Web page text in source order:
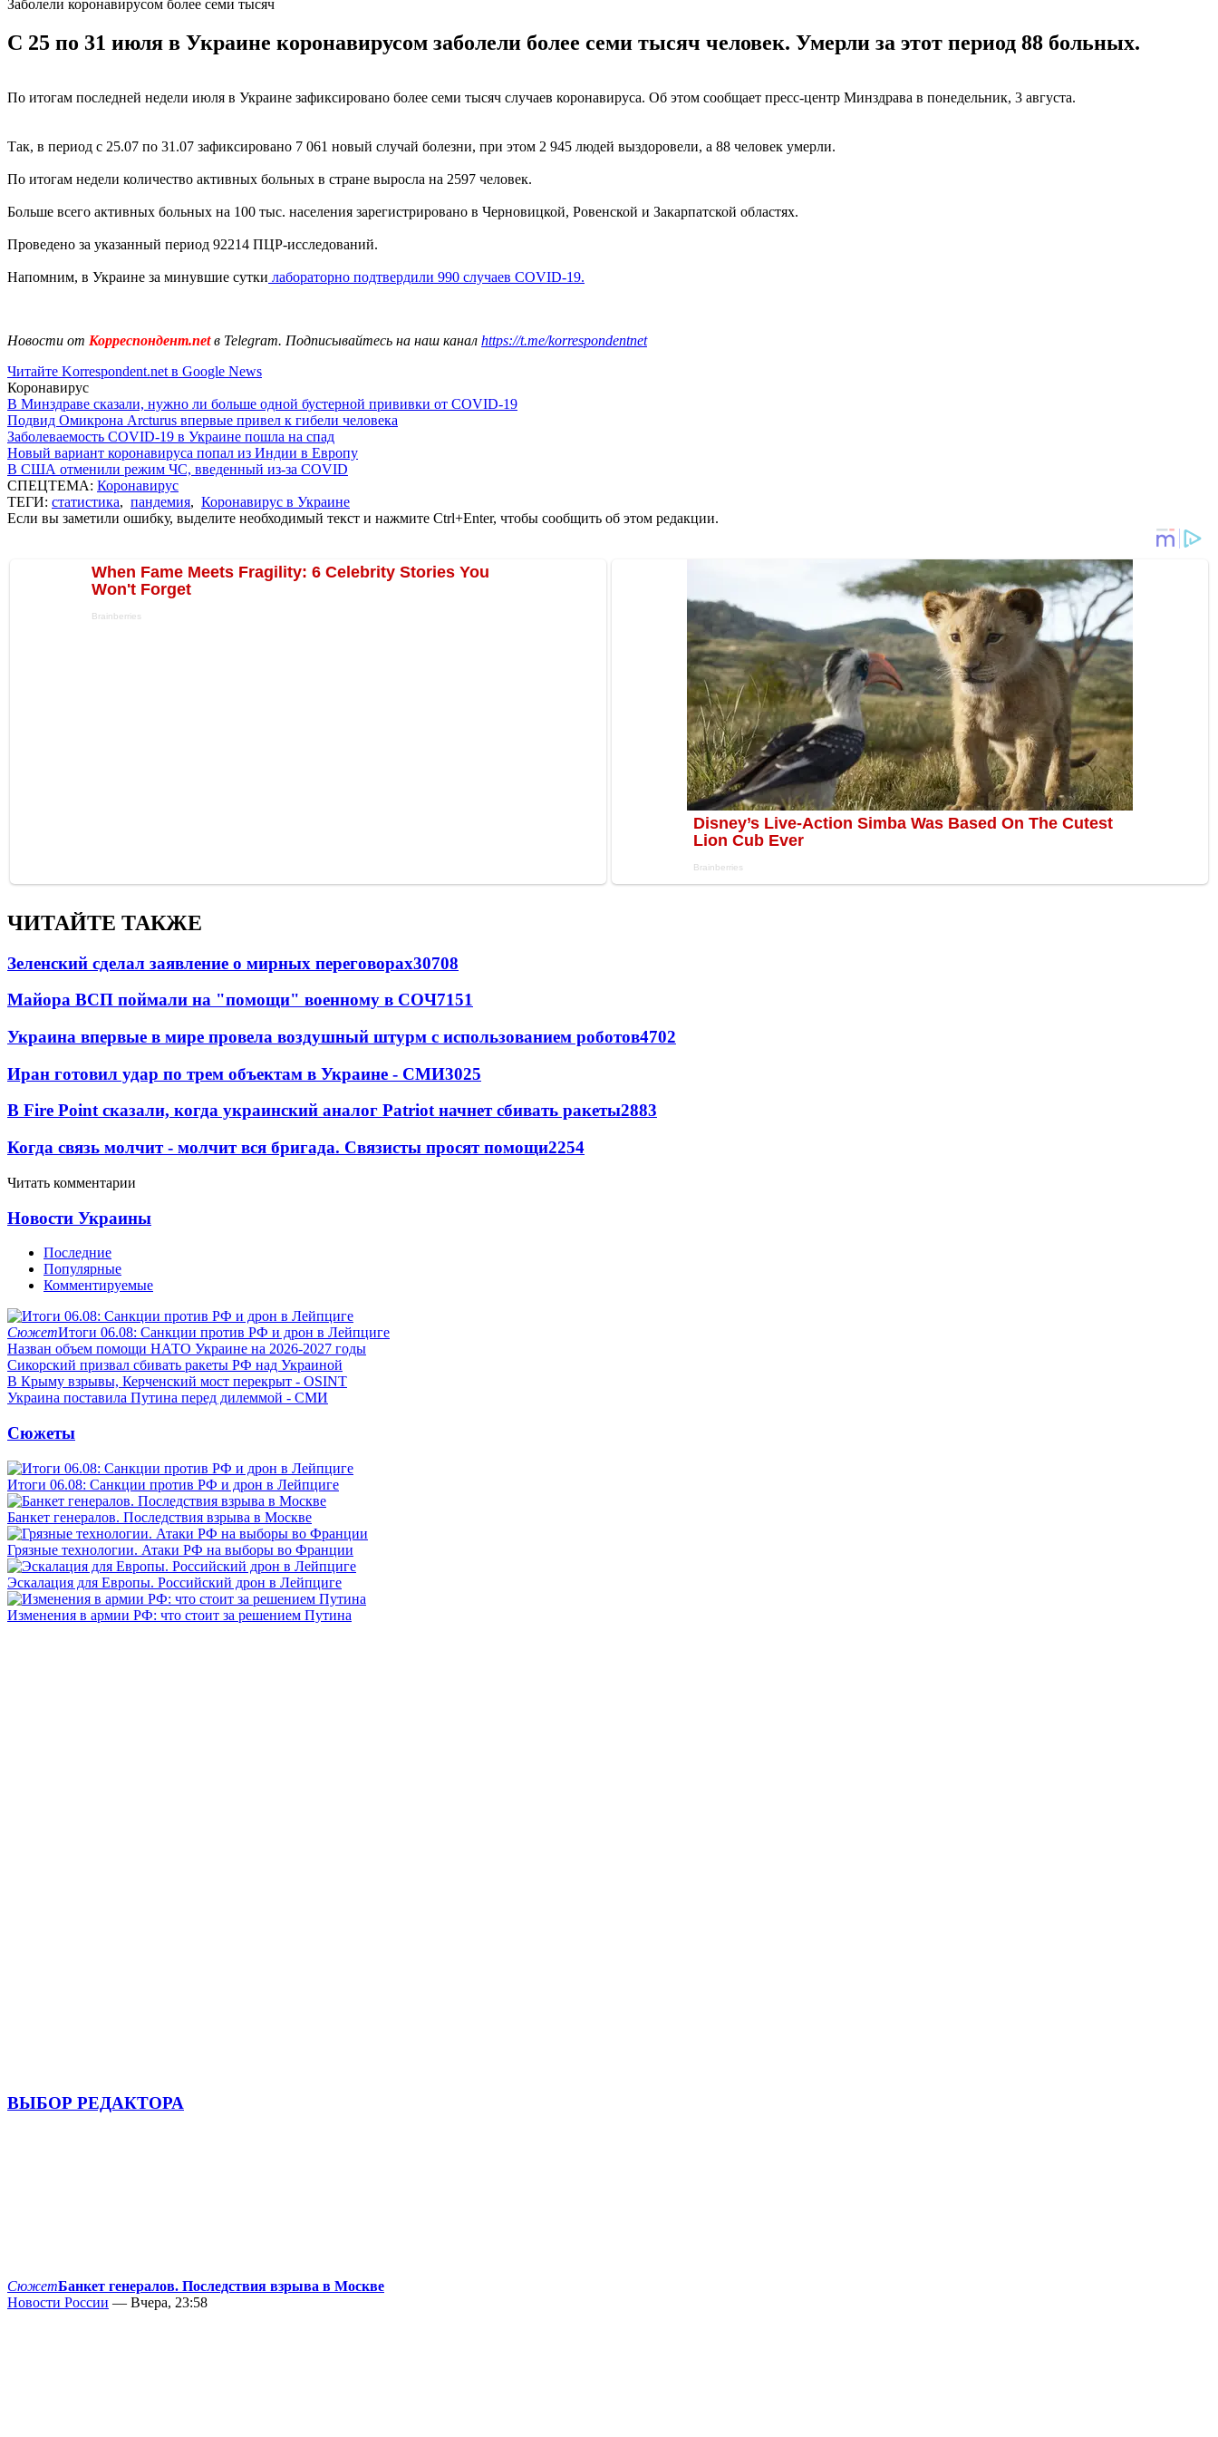
Заболели коронавирусом более семи тысяч
С 25 по 31 июля в Украине коронавирусом заболели более семи тысяч человек. Умерли за этот период 88 больных.
По итогам последней недели июля в Украине зафиксировано более семи тысяч случаев коронавируса. Об этом сообщает пресс-центр Минздрава в понедельник, 3 августа.
Так, в период с 25.07 по 31.07 зафиксировано 7 061 новый случай болезни, при этом 2 945 людей выздоровели, а 88 человек умерли.
По итогам недели количество активных больных в стране выросла на 2597 человек.
Больше всего активных больных на 100 тыс. населения зарегистрировано в Черновицкой, Ровенской и Закарпатской областях.
Проведено за указанный период 92214 ПЦР-исследований.
Напомним, в Украине за минувшие сутки лабораторно подтвердили 990 случаев COVID-19.
Новости от Корреспондент.netв Telegram. Подписывайтесь на наш канал https://t.me/korrespondentnet
Читайте Korrespondent.net в Google News
Коронавирус
В Минздраве сказали, нужно ли больше одной бустерной прививки от COVID-19
Подвид Омикрона Arcturus впервые привел к гибели человека
Заболеваемость COVID-19 в Украине пошла на спад
Новый вариант коронавируса попал из Индии в Европу
В США отменили режим ЧС, введенный из-за COVID
СПЕЦТЕМА: Коронавирус
ТЕГИ: статистика, пандемия, Коронавирус в Украине
Если вы заметили ошибку, выделите необходимый текст и нажмите Ctrl+Enter, чтобы сообщить об этом редакции.
ЧИТАЙТЕ ТАКЖЕ
Зеленский сделал заявление о мирных переговорах30708
Майора ВСП поймали на "помощи" военному в СОЧ7151
Украина впервые в мире провела воздушный штурм с использованием роботов4702
Иран готовил удар по трем объектам в Украине - СМИ3025
В Fire Point сказали, когда украинский аналог Patriot начнет сбивать ракеты2883
Когда связь молчит - молчит вся бригада. Связисты просят помощи2254
Читать комментарии
Новости Украины
Последние
Популярные
Комментируемые
СюжетИтоги 06.08: Санкции против РФ и дрон в Лейпциге
Назван объем помощи НАТО Украине на 2026-2027 годы
Сикорский призвал сбивать ракеты РФ над Украиной
В Крыму взрывы, Керченский мост перекрыт - OSINT
Украина поставила Путина перед дилеммой - СМИ
Сюжеты
Итоги 06.08: Санкции против РФ и дрон в Лейпциге
Банкет генералов. Последствия взрыва в Москве
Грязные технологии. Атаки РФ на выборы во Франции
Эскалация для Европы. Российский дрон в Лейпциге
Изменения в армии РФ: что стоит за решением Путина
ВЫБОР РЕДАКТОРА
СюжетБанкет генералов. Последствия взрыва в Москве
Новости России — Вчера, 23:58